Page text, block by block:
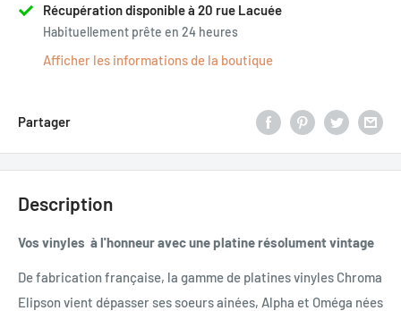
Récupération disponible à 20 rue Lacuée
Habituellement prête en 24 heures
Afficher les informations de la boutique
Partager
Description
Vos vinyles à l'honneur avec une platine résolument vintage
De fabrication française, la gamme de platines vinyles Chroma
Elipson vient dépasser ses soeurs ainées, Alpha et Oméga nées